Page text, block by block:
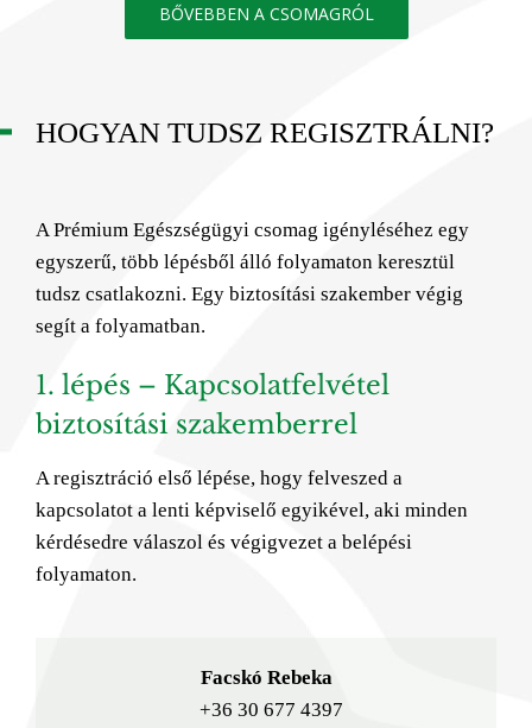
BŐVEBBEN A CSOMAGRÓL
HOGYAN TUDSZ REGISZTRÁLNI?
A Prémium Egészségügyi csomag igényléséhez egy
egyszerű, több lépésből álló folyamaton keresztül
tudsz csatlakozni. Egy biztosítási szakember végig
segít a folyamatban.
1. lépés – Kapcsolatfelvétel
biztosítási szakemberrel
A regisztráció első lépése, hogy felveszed a
kapcsolatot a lenti képviselő egyikével, aki minden
kérdésedre válaszol és végigvezet a belépési
folyamaton.
Facskó Rebeka
+36 30 677 4397